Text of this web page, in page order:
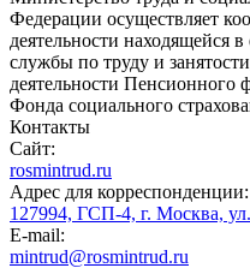
Федерации осуществляет
деятельности находящейся
службы по труду и
деятельности Пенсионного
Фонда социального
Контакты
Сайт:
rosmintrud.ru
Адрес для корреспонденции:
127994, ГСП-4, г. Москва,
E-mail:
mintrud@rosmintrud.ru